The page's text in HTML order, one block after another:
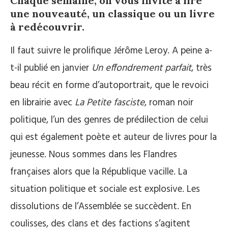
une nouveauté, un classique ou un livre
à redécouvrir.
Il faut suivre le prolifique Jérôme Leroy. A peine a-
t-il publié en janvier Un effondrement parfait, très
beau récit en forme d’autoportrait, que le revoici
en librairie avec La Petite fasciste, roman noir
politique, l’un des genres de prédilection de celui
qui est également poète et auteur de livres pour la
jeunesse. Nous sommes dans les Flandres
françaises alors que la République vacille. La
situation politique et sociale est explosive. Les
dissolutions de l’Assemblée se succèdent. En
coulisses, des clans et des factions s’agitent